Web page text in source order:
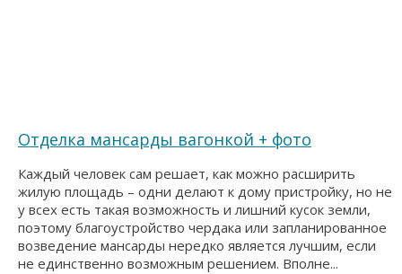
Отделка мансарды вагонкой + фото
Каждый человек сам решает, как можно расширить
жилую площадь – одни делают к дому пристройку, но не
у всех есть такая возможность и лишний кусок земли,
поэтому благоустройство чердака или запланированное
возведение мансарды нередко является лучшим, если
не единственно возможным решением. Вполне...